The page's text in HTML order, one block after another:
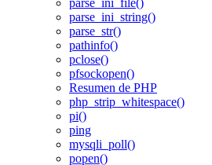
parse_ini_file()
parse_ini_string()
parse_str()
pathinfo()
pclose()
pfsockopen()
Resumen de PHP
php_strip_whitespace()
pi()
ping
mysqli_poll()
popen()